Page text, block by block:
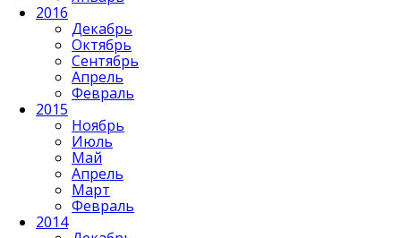
2016
Декабрь
Октябрь
Сентябрь
Апрель
Февраль
2015
Ноябрь
Июль
Май
Апрель
Март
Февраль
2014